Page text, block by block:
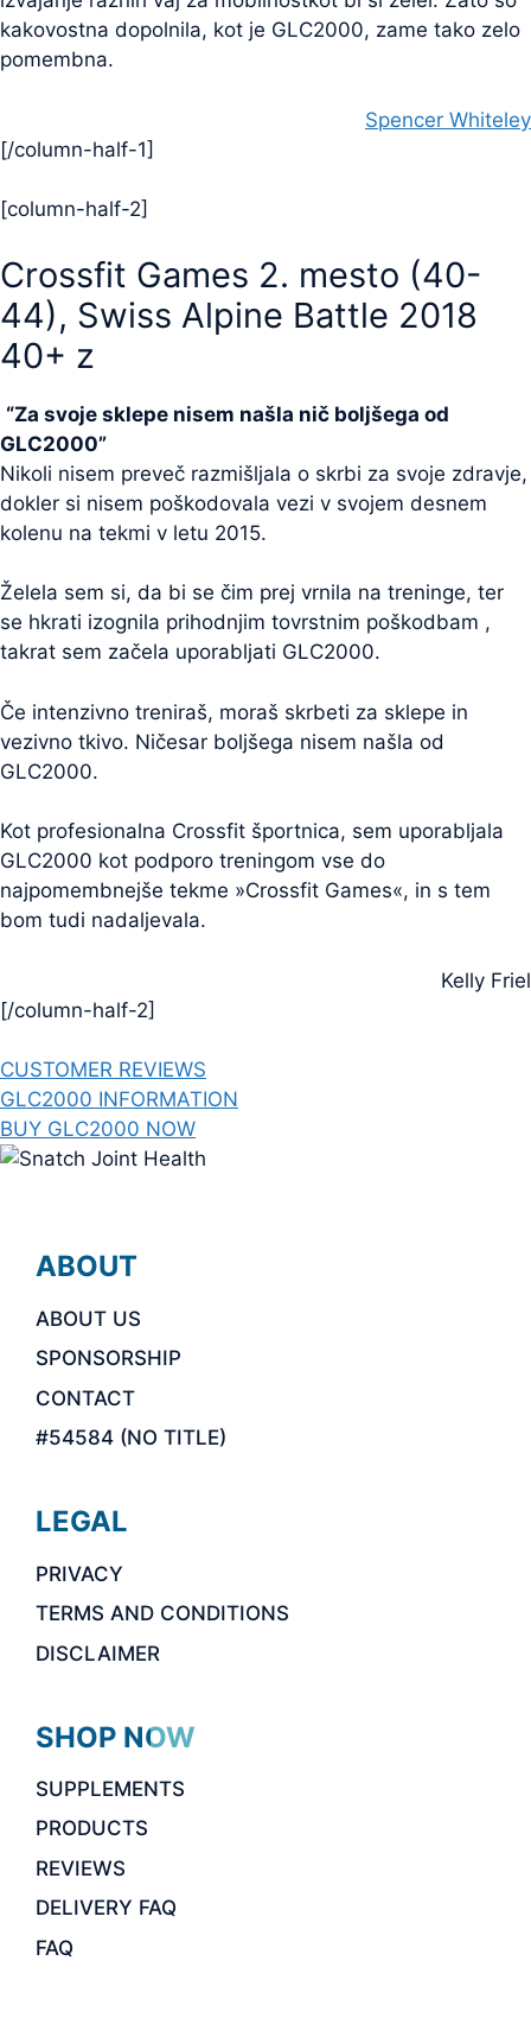
kakovostna dopolnila, kot je GLC2000, zame tako zelo
pomembna.
Spencer Whiteley
[/column-half-1]
[column-half-2]
Crossfit Games 2. mesto (40-
44), Swiss Alpine Battle 2018
40+ z
“Za svoje sklepe nisem našla nič boljšega od
GLC2000”
Nikoli nisem preveč razmišljala o skrbi za svoje zdravje,
dokler si nisem poškodovala vezi v svojem desnem
kolenu na tekmi v letu 2015.
Želela sem si, da bi se čim prej vrnila na treninge, ter
se hkrati izognila prihodnjim tovrstnim poškodbam ,
takrat sem začela uporabljati GLC2000.
Če intenzivno treniraš, moraš skrbeti za sklepe in
vezivno tkivo. Ničesar boljšega nisem našla od
GLC2000.
Kot profesionalna Crossfit športnica, sem uporabljala
GLC2000 kot podporo treningom vse do
najpomembnejše tekme »Crossfit Games«, in s tem
bom tudi nadaljevala.
Kelly Friel
[/column-half-2]
CUSTOMER REVIEWS
GLC2000 INFORMATION
BUY GLC2000 NOW
ABOUT
ABOUT US
SPONSORSHIP
CONTACT
#54584 (NO TITLE)
LEGAL
PRIVACY
TERMS AND CONDITIONS
DISCLAIMER
SHOP NOW
SUPPLEMENTS
PRODUCTS
REVIEWS
DELIVERY FAQ
FAQ